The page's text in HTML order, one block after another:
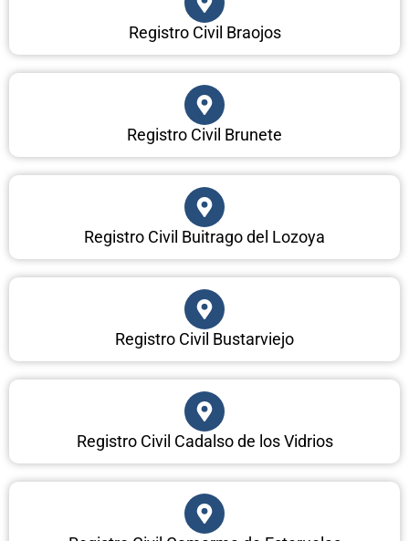
Registro Civil Braojos
Registro Civil Brunete
Registro Civil Buitrago del Lozoya
Registro Civil Bustarviejo
Registro Civil Cadalso de los Vidrios